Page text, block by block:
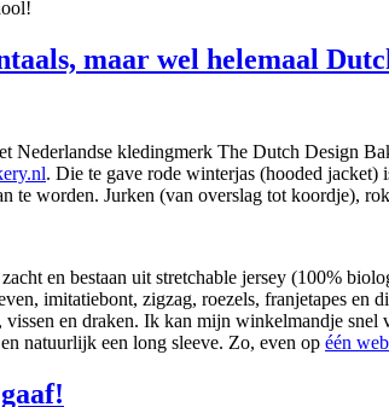
maar wel helemaal
Nederlandse kledingmerk The Dutch Design
. Die te gave rode winterjas (hooded
te worden. Jurken (van overslag tot koordje),
en bestaan uit stretchable jersey (100%
imitatiebont, zigzag, roezels, franjetapes
vissen en draken. Ik kan mijn winkelmandje
natuurlijk een long sleeve. Zo, even op één